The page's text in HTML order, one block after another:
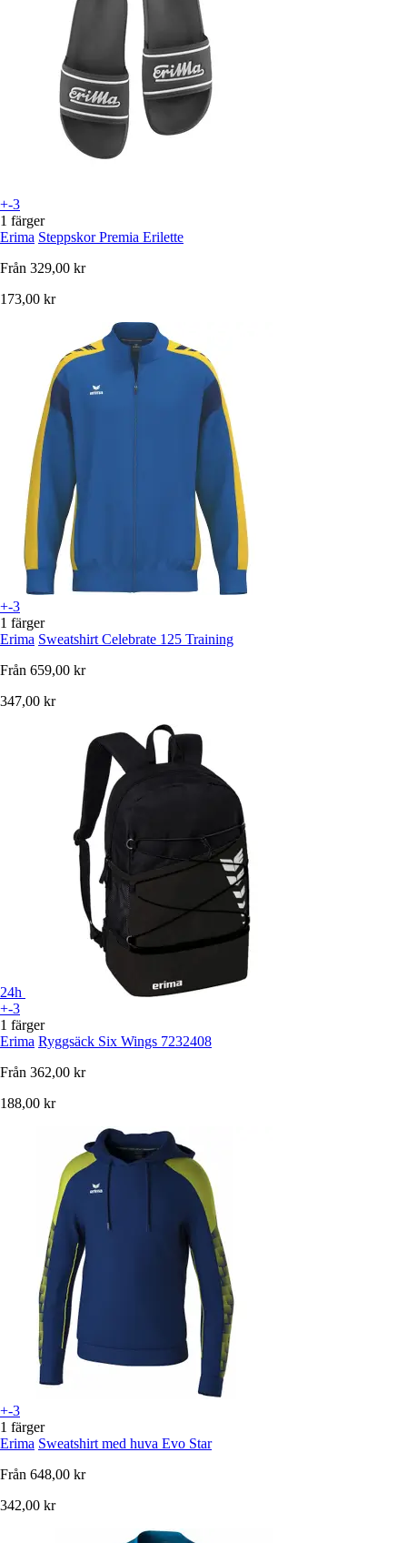
+-3
1 färger
Erima Steppskor Premia Erilette
Från 329,00 kr
173,00 kr
+-3
1 färger
Erima Sweatshirt Celebrate 125 Training
Från 659,00 kr
347,00 kr
24h
+-3
1 färger
Erima Ryggsäck Six Wings 7232408
Från 362,00 kr
188,00 kr
+-3
1 färger
Erima Sweatshirt med huva Evo Star
Från 648,00 kr
342,00 kr